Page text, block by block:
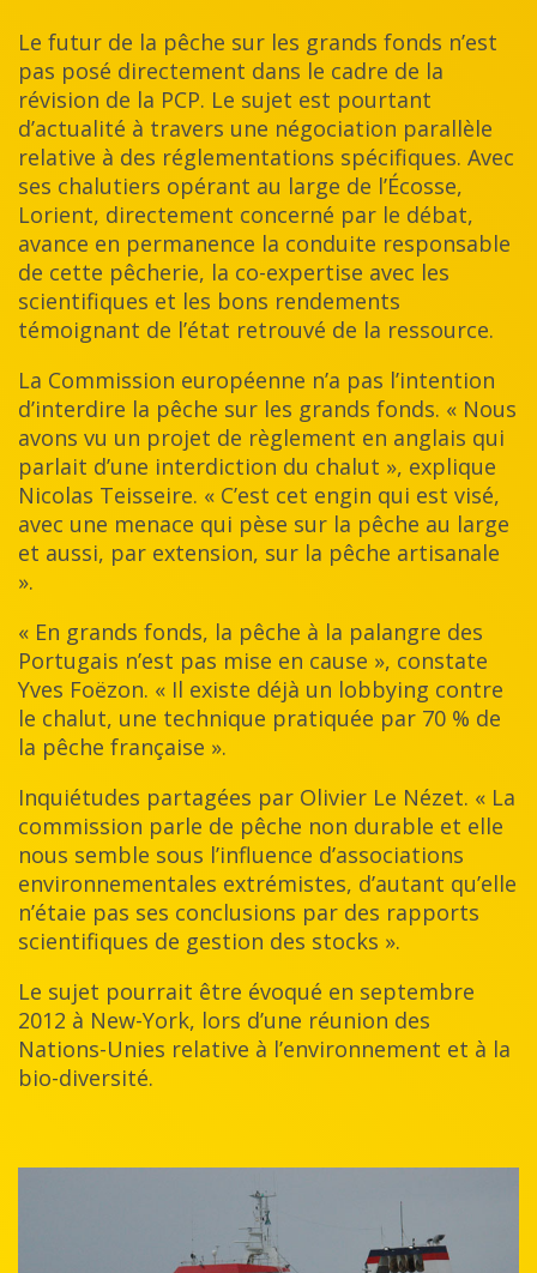
Le futur de la pêche sur les grands fonds n’est
pas posé directement dans le cadre de la
révision de la PCP. Le sujet est pourtant
d’actualité à travers une négociation parallèle
relative à des réglementations spécifiques. Avec
ses chalutiers opérant au large de l’Écosse,
Lorient, directement concerné par le débat,
avance en permanence la conduite responsable
de cette pêcherie, la co-expertise avec les
scientifiques et les bons rendements
témoignant de l’état retrouvé de la ressource.
La Commission européenne n’a pas l’intention
d’interdire la pêche sur les grands fonds. « Nous
avons vu un projet de règlement en anglais qui
parlait d’une interdiction du chalut », explique
Nicolas Teisseire. « C’est cet engin qui est visé,
avec une menace qui pèse sur la pêche au large
et aussi, par extension, sur la pêche artisanale
».
« En grands fonds, la pêche à la palangre des
Portugais n’est pas mise en cause », constate
Yves Foëzon. « Il existe déjà un lobbying contre
le chalut, une technique pratiquée par 70 % de
la pêche française ».
Inquiétudes partagées par Olivier Le Nézet. « La
commission parle de pêche non durable et elle
nous semble sous l’influence d’associations
environnementales extrémistes, d’autant qu’elle
n’étaie pas ses conclusions par des rapports
scientifiques de gestion des stocks ».
Le sujet pourrait être évoqué en septembre
2012 à New-York, lors d’une réunion des
Nations-Unies relative à l’environnement et à la
bio-diversité.